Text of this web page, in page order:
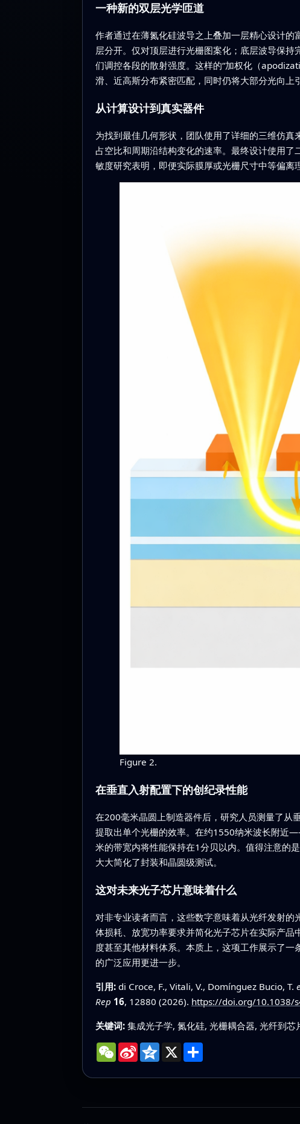
一种新的双层光学匝道
作者通过在薄氮化硅波导之上叠加一层精心设计
层分开。仅对顶层进行光栅图案化；底层波导保
们调控各段的散射强度。这样的“加权化（
滑、近高斯分布紧密匹配，同时仍将大部分光向上
从计算设计到真实器件
为找到最佳几何形状，团队使用了详细的三维仿
占空比和周期沿结构变化的速率。最终设计使用
敏度研究表明，即便实际膜厚或光栅尺寸中等偏离
Figure 2.
在垂直入射配置下的创纪录性能
在200毫米晶圆上制造器件后，研究人员测量了从
提取出单个光栅的效率。在约1550纳米波长附
米的带宽内将性能保持在1分贝以内。值得注意的
大大简化了封装和晶圆级测试。
这对未来光子芯片意味着什么
对非专业读者而言，这些数字意味着从光纤发射
体损耗、放宽功率要求并简化光子芯片在实际产
度甚至其他材料体系。本质上，这项工作展示了
的广泛应用更进一步。
引用: di Croce, F., Vitali, V., Domínguez Bucio, T.
Rep 16, 12880 (2026). https://doi.org/10.1038/
关键词: 集成光子学, 氮化硅, 光栅耦合器, 光纤到芯
WeChat
Sina
Weibo
Qzone
X 分
享